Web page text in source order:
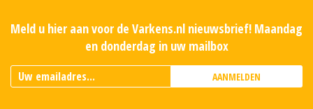
Meld u hier aan voor de Varkens.nl nieuwsbrief! Maandag
en donderdag in uw mailbox
AANMELDEN